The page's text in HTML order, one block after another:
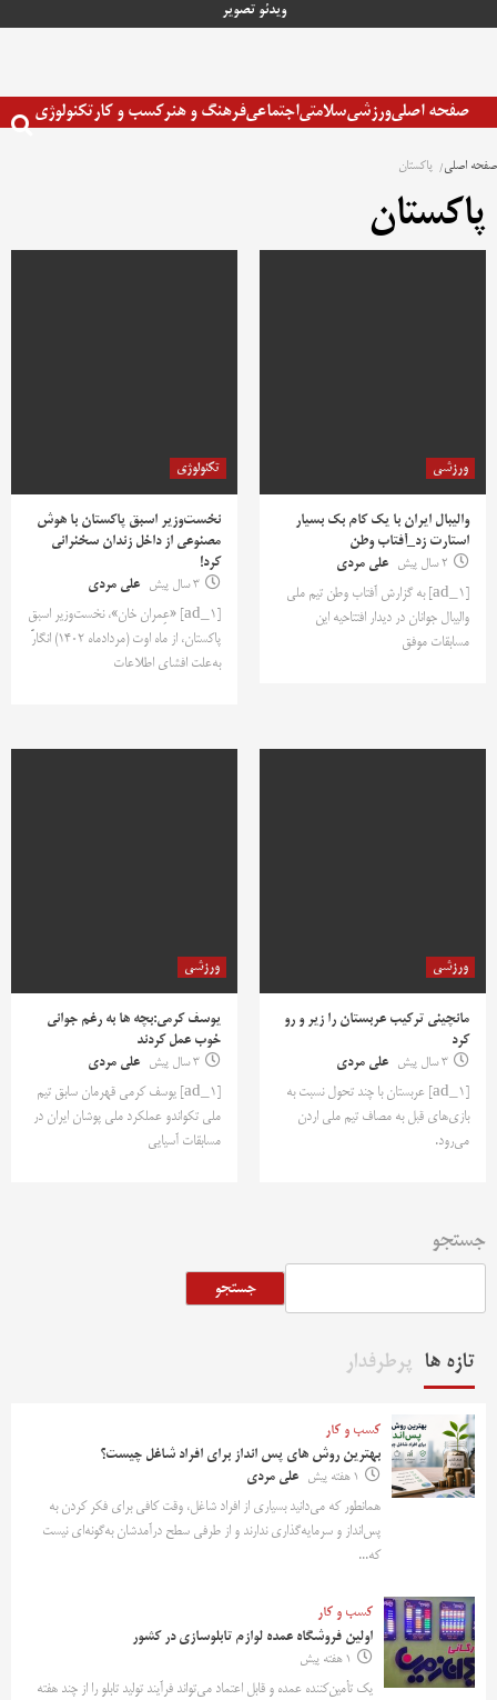
ویدئو تصویر
صفحه اصلیورزشیسلامتیاجتماعیفرهنگ و هنرکسب و کارتکنولوژی
صفحه اصلی پاکستان
پاکستان
ورزشی
والیبال ایران با یک کام بک بسیار
استارت زد_آفتاب وطن
2 سال پیش
علی مردی
[ad_1] به گزارش آفتاب وطن تیم ملی
والیبال جوانان در دیدار افتتاحیه این
مسابقات موفق
تکنولوژی
نخست‌وزیر اسبق پاکستان با هوش
مصنوعی از داخل زندان سخنرانی
کرد!
3 سال پیش
علی مردی
[ad_1] «عِمران خان»، نخست‌وزیر اسبق
پاکستان، از ماه اوت (مردادماه 1402) انگارً
به‌علت افشای اطلاعات
ورزشی
مانچینی ترکیب عربستان را زیر و رو
کرد
3 سال پیش
علی مردی
[ad_1] عربستان با چند تحول نسبت به
بازی‌های قبل به مصاف تیم ملی اردن
می‌رود.
ورزشی
یوسف کرمی:بچه ها به رغم جوانی
خوب عمل کردند
3 سال پیش
علی مردی
[ad_1] یوسف کرمی قهرمان سابق تیم
ملی تکواندو عملکرد ملی پوشان ایران در
مسابقات آسیایی
جستجو
جستجو
تازه ها پرطرفدار
کسب و کار
بهترین روش‌ های پس‌ انداز برای افراد شاغل چیست؟
1 هفته پیش
علی مردی
همانطور که می‌دانید بسیاری از افراد شاغل، وقت کافی برای فکر کردن به
پس‌انداز و سرمایه‌گذاری ندارند و از طرفی سطح درآمدشان به‌گونه‌ای نیست
که...
کسب و کار
اولین فروشگاه عمده لوازم تابلوسازی در کشور
1 هفته پیش
یک تأمین‌کننده عمده و قابل اعتماد می‌تواند فرآیند تولید تابلو را از چند هفته